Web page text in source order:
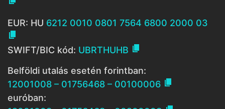
EUR: HU 6212 0010 0801 7564 6800 2000 03

SWIFT/BIC kód: UBRTHUHB 
Belföldi utalás esetén forintban:
12001008 – 01756468 – 00100006 
euróban: